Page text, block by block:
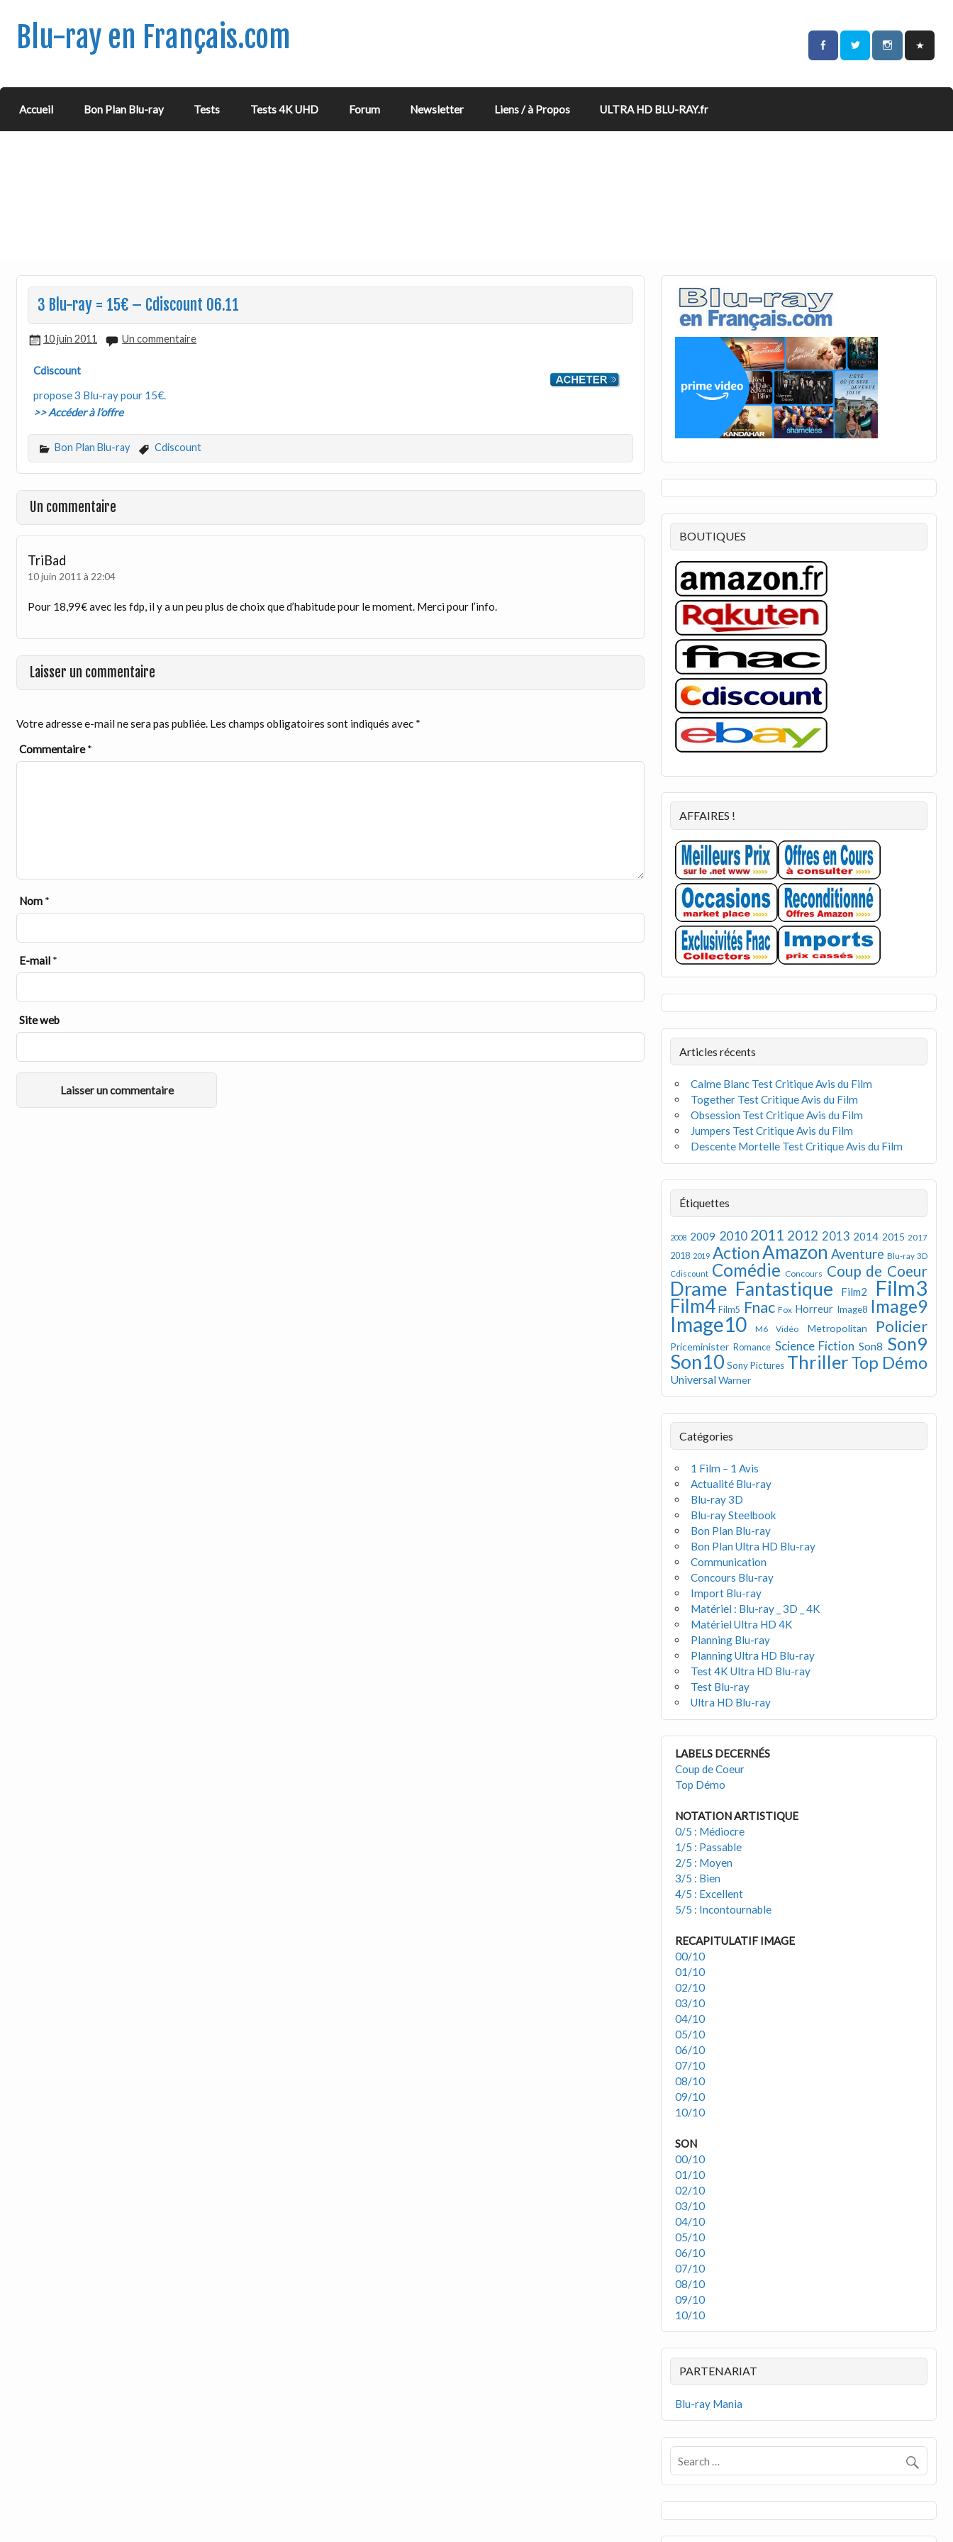
Blu-ray en Français.com
Accueil Bon Plan Blu-ray Tests Tests 4K UHD Forum Newsletter Liens / à Propos ULTRA HD BLU-RAY.fr
3 Blu-ray = 15€ – Cdiscount 06.11
10 juin 2011 Un commentaire
Cdiscount
propose 3 Blu-ray pour 15€.
>> Accéder à l’offre
Bon Plan Blu-ray Cdiscount
Un commentaire
TriBad
10 juin 2011 à 22:04
Pour 18,99€ avec les fdp, il y a un peu plus de choix que d’habitude pour le moment. Merci pour l’info.
Laisser un commentaire
Votre adresse e-mail ne sera pas publiée. Les champs obligatoires sont indiqués avec *
Commentaire*
Nom *
E-mail *
Site web
BOUTIQUES
AFFAIRES !
Articles récents
Calme Blanc Test Critique Avis du Film
Together Test Critique Avis du Film
Obsession Test Critique Avis du Film
Jumpers Test Critique Avis du Film
Descente Mortelle Test Critique Avis du Film
Étiquettes
2008 2009 2010 2011 2012 2013 2014 2015 2017
2018 2019 ActionAmazon Aventure Blu-ray 3D
Cdiscount Comédie Concours Coup de Coeur
Drame Fantastique Film2 Film3
Film4 Film5 Fnac Fox Horreur Image8 Image9
Image10 M6 Vidéo Metropolitan Policier
Priceminister Romance Science Fiction Son8 Son9
Son10 Sony Pictures ThrillerTop Démo
UniversalWarner
Catégories
1 Film – 1 Avis
Actualité Blu-ray
Blu-ray 3D
Blu-ray Steelbook
Bon Plan Blu-ray
Bon Plan Ultra HD Blu-ray
Communication
Concours Blu-ray
Import Blu-ray
Matériel : Blu-ray _ 3D _ 4K
Matériel Ultra HD 4K
Planning Blu-ray
Planning Ultra HD Blu-ray
Test 4K Ultra HD Blu-ray
Test Blu-ray
Ultra HD Blu-ray
LABELS DECERNÉS
Coup de Coeur
Top Démo
NOTATION ARTISTIQUE
0/5 : Médiocre
1/5 : Passable
2/5 : Moyen
3/5 : Bien
4/5 : Excellent
5/5 : Incontournable
RECAPITULATIF IMAGE
00/10
01/10
02/10
03/10
04/10
05/10
06/10
07/10
08/10
09/10
10/10
SON
00/10
01/10
02/10
03/10
04/10
05/10
06/10
07/10
08/10
09/10
10/10
PARTENARIAT
Blu-ray Mania